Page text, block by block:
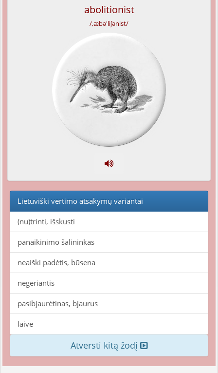
abolitionist
/,æbə'liʃənist/
Lietuviški vertimo atsakymų variantai
(nu)trinti, išskusti
panaikinimo šalininkas
neaiški padėtis, būsena
negeriantis
pasibjaurėtinas, bjaurus
laive
Atversti kitą žodį